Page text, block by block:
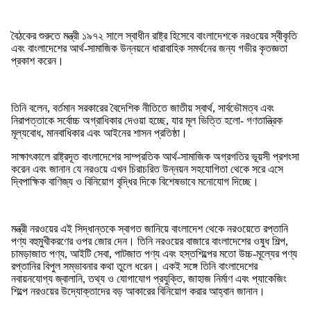
বৈঠকের শুরুতে মন্ত্রী ১৯৭২ সালে স্বাধীন রাষ্ট্র হিসেবে বাংলাদেশকে নরওয়ের স্বীকৃতি
এবং বাংলাদেশের আর্থ-সামাজিক উন্নয়নে ধারাবাহিক সমর্থনের জন্য গভীর কৃতজ্ঞতা
প্রকাশ করেন।
তিনি বলেন, বর্তমান সরকারের বৈদেশিক নীতিতে জাতীয় স্বার্থ, সার্বভৌমত্ব এবং
নিরাপত্তাকে সর্বোচ্চ অগ্রাধিকার দেওয়া হচ্ছে, যার মূল ভিত্তি হলো- গণতান্ত্রিক
মূল্যবোধ, মানবাধিকার এবং আইনের শাসন প্রতিষ্ঠা।
সাক্ষাৎকালে রাষ্ট্রদূত বাংলাদেশের সাম্প্রতিক আর্থ-সামাজিক অগ্রগতির ভূয়সী প্রশংসা
করেন এবং জানান যে নরওয়ে এখন চিরাচরিত উন্নয়ন সহযোগিতা থেকে সরে এসে
দ্বিপাক্ষিক বাণিজ্য ও বিনিয়োগ বৃদ্ধির দিকে বিশেষভাবে মনোযোগ দিচ্ছে।
মন্ত্রী নরওয়ের এই সিদ্ধান্তকে স্বাগত জানিয়ে বাংলাদেশ থেকে নরওয়েতে রপ্তানি
পণ্য বহুমুখীকরণের ওপর জোর দেন। তিনি নরওয়ের বাজারে বাংলাদেশের ওষুধ শিল্প,
চামড়াজাত পণ্য, আইটি সেবা, পাটজাত পণ্য এবং হস্তশিল্পের মতো উচ্চ-মূল্যের পণ্য
রপ্তানির বিপুল সম্ভাবনার কথা তুলে ধরেন। একই সঙ্গে তিনি বাংলাদেশের
নবায়নযোগ্য জ্বালানি, তথ্য ও যোগাযোগ প্রযুক্তি, জাহাজ নির্মাণ এবং প্যাকেজিং
শিল্পে নরওয়ের উদ্যোক্তাদের বড় আকারের বিনিয়োগ করার আহ্বান জানান।